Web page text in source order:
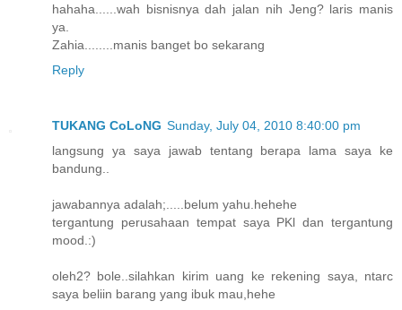
hahaha......wah bisnisnya dah jalan nih Jeng? laris manis
ya.
Zahia........manis banget bo sekarang
Reply
TUKANG CoLoNG Sunday, July 04, 2010 8:40:00 pm
langsung ya saya jawab tentang berapa lama saya ke
bandung..
jawabannya adalah;.....belum yahu.hehehe
tergantung perusahaan tempat saya PKl dan tergantung
mood.:)
oleh2? bole..silahkan kirim uang ke rekening saya, ntarc
saya beliin barang yang ibuk mau,hehe